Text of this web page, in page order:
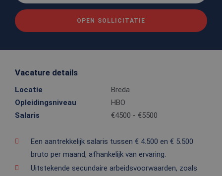
OPEN SOLLICITATIE
Vacature details
Locatie
Breda
Opleidingsniveau
HBO
Salaris
€4500 - €5500
Een aantrekkelijk salaris tussen € 4.500 en € 5.500
bruto per maand, afhankelijk van ervaring.
Uitstekende secundaire arbeidsvoorwaarden, zoals